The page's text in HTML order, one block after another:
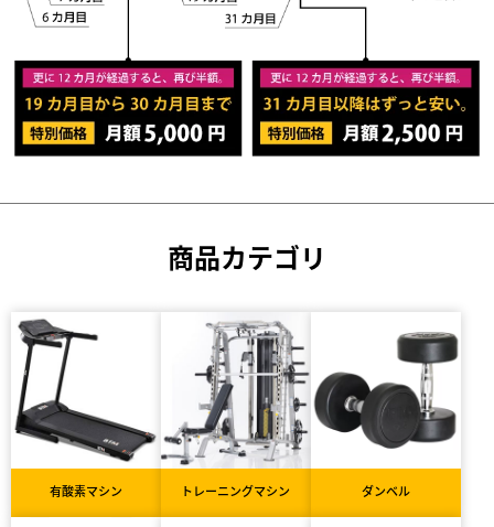
商品カテゴリ
有酸素マシン トレーニングマシン ダンベル